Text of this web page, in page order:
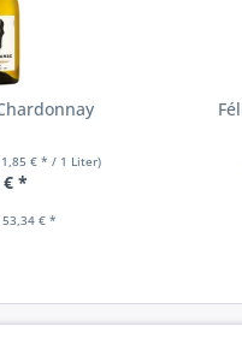
€ * / 1 Liter)
€ *
53,34 € *